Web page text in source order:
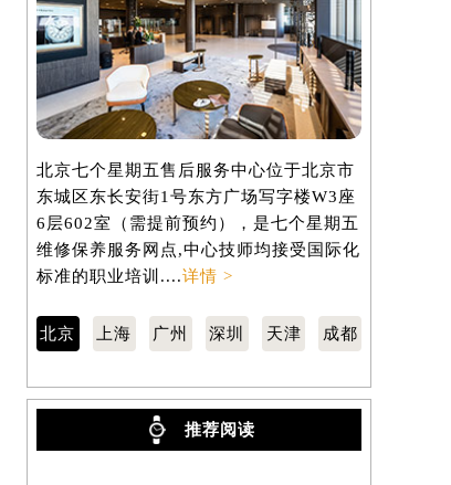
北京七个星期五售后服务中心位于北京市
东城区东长安街1号东方广场写字楼W3座
6层602室（需提前预约），是七个星期五
维修保养服务网点,中心技师均接受国际化
标准的职业培训....详情 >
北京 上海 广州 深圳 天津 成都
推荐阅读